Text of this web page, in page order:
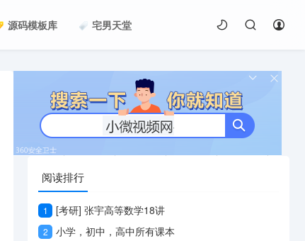
源码模板库 宅男天堂
阅读排行
1 [考研] 张宇高等数学18讲
2 小学，初中，高中所有课本